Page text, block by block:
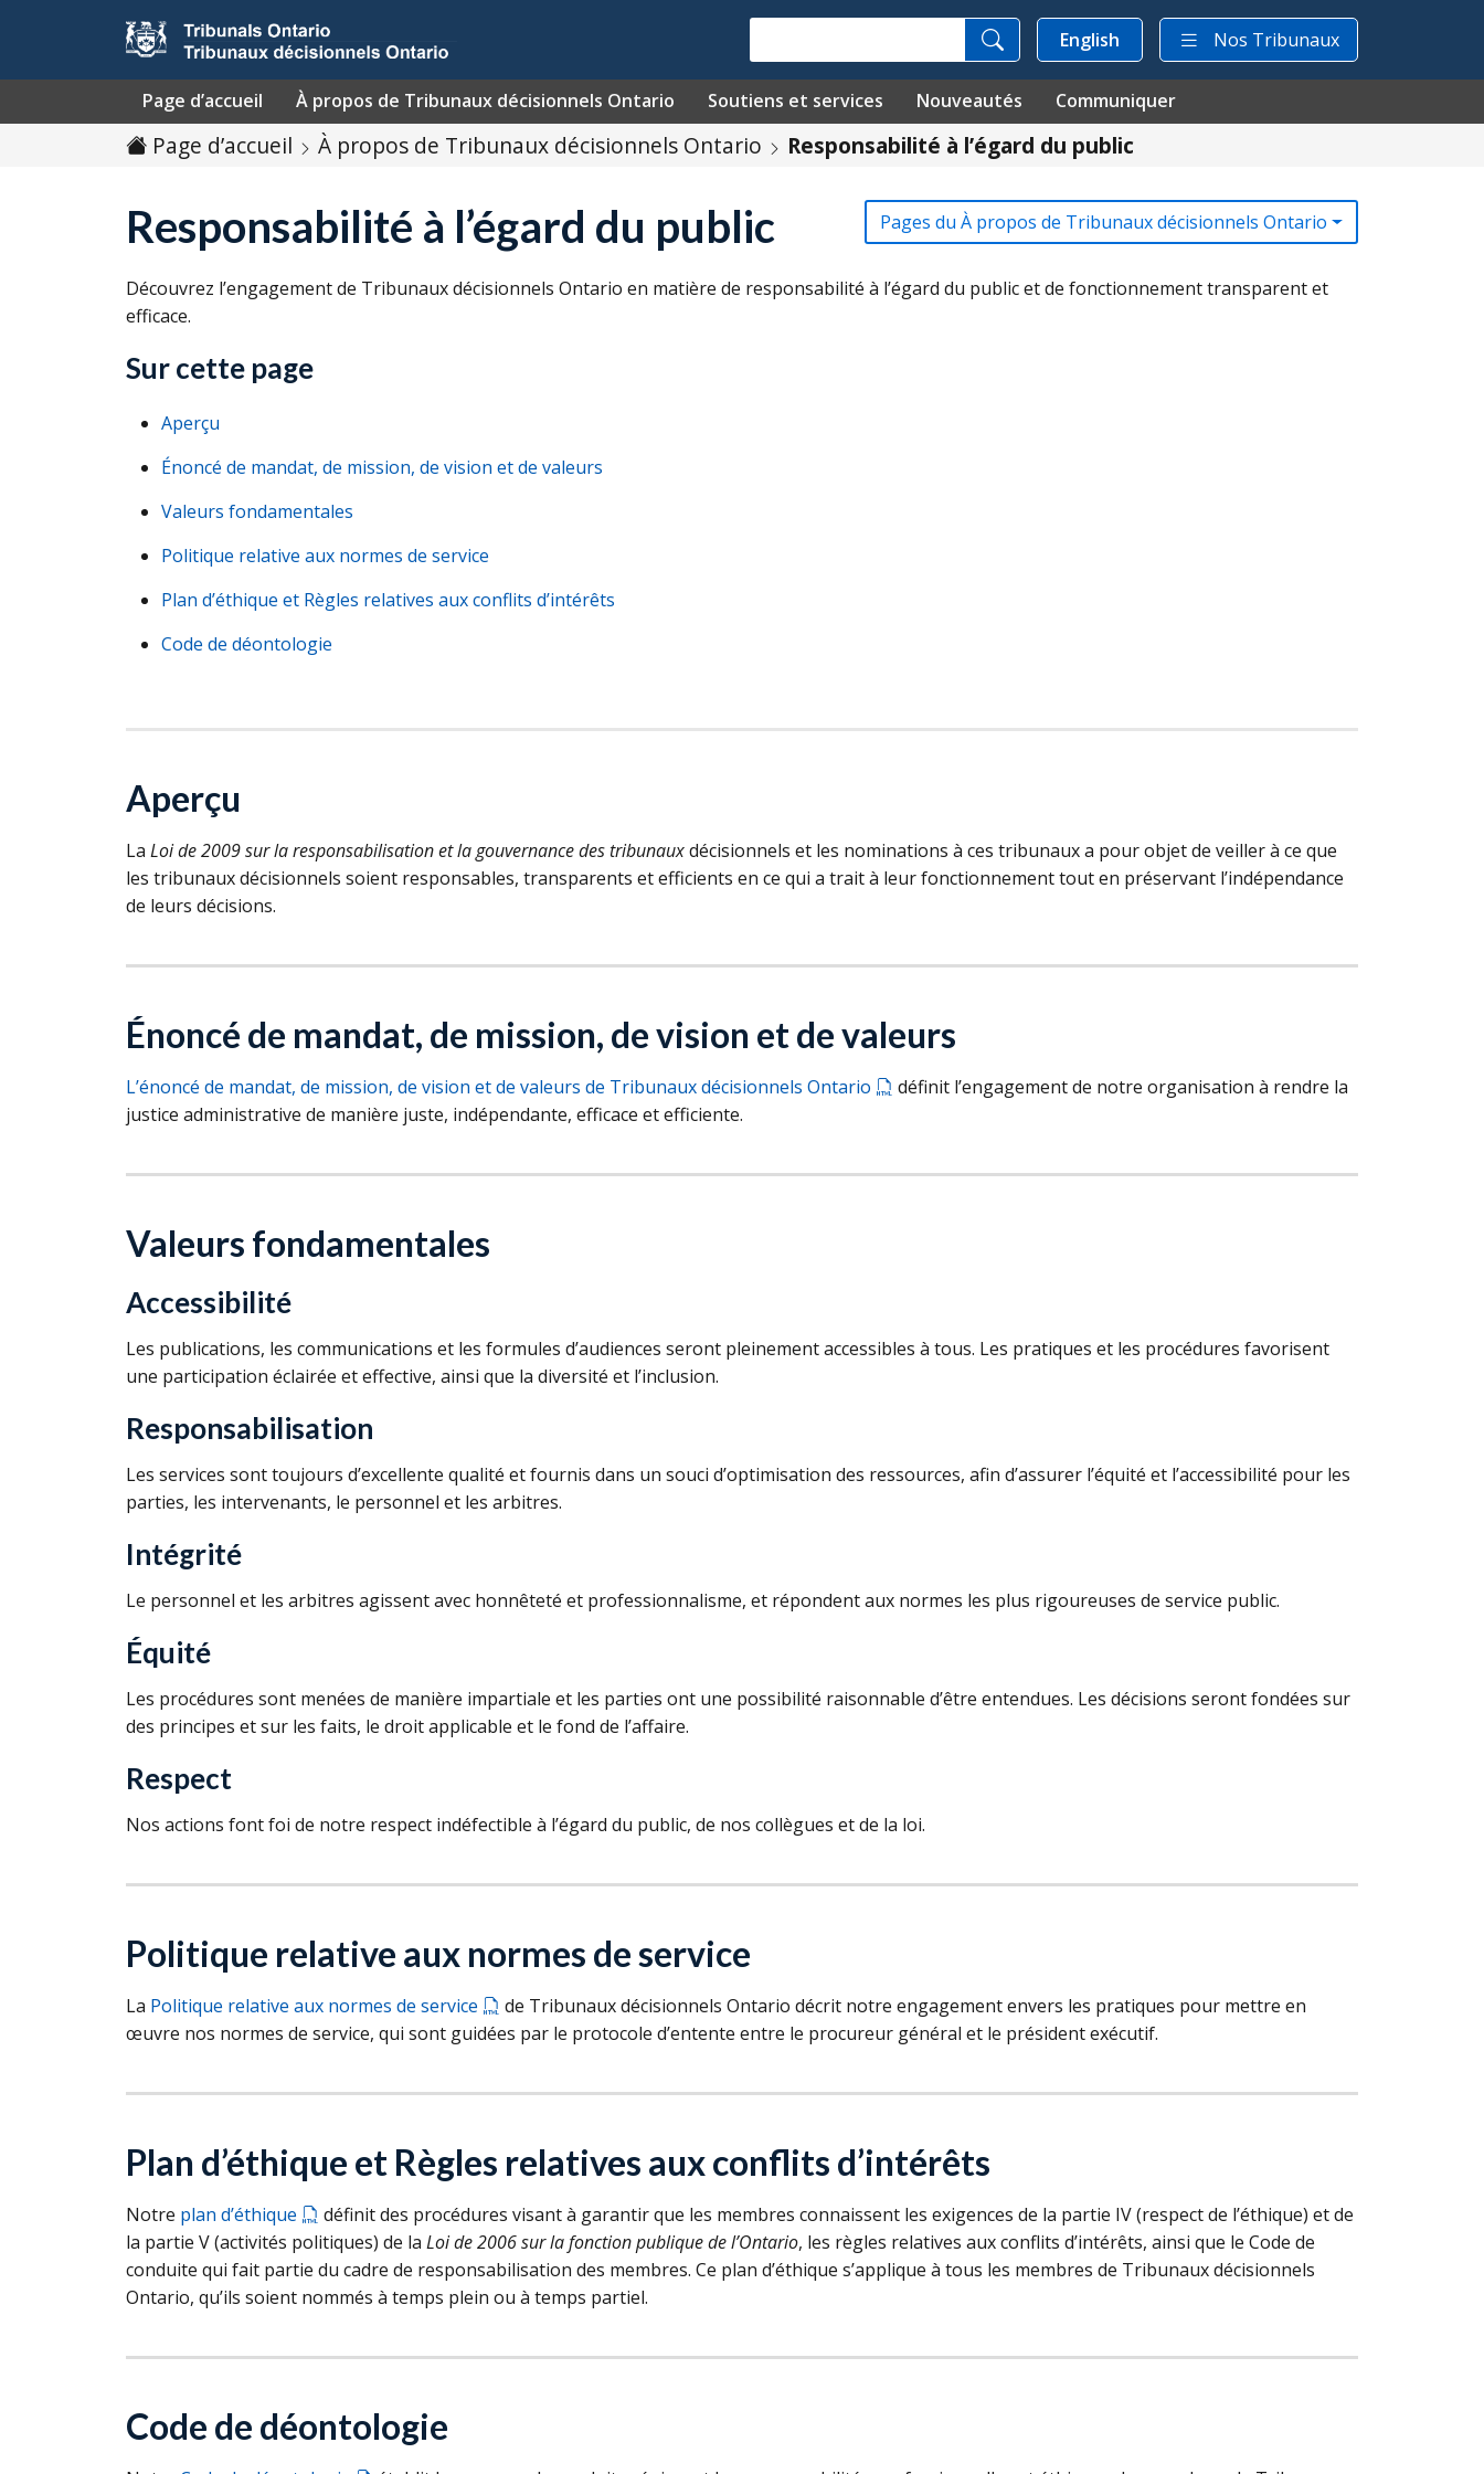
English Nos Tribunaux
Page d’accueil À propos de Tribunaux décisionnels Ontario Soutiens et services Nouveautés Communiquer
Page d’accueil À propos de Tribunaux décisionnels Ontario Responsabilité à l’égard du public
Responsabilité à l’égard du public Pages du À propos de Tribunaux décisionnels Ontario
Découvrez l’engagement de Tribunaux décisionnels Ontario en matière de responsabilité à l’égard du public et de fonctionnement transparent et
efficace.
Sur cette page
Aperçu
Énoncé de mandat, de mission, de vision et de valeurs
Valeurs fondamentales
Politique relative aux normes de service
Plan d’éthique et Règles relatives aux conflits d’intérêts
Code de déontologie
Aperçu
La Loi de 2009 sur la responsabilisation et la gouvernance des tribunauxdécisionnels et les nominations à ces tribunaux a pour objet de veiller à ce que
les tribunaux décisionnels soient responsables, transparents et efficients en ce qui a trait à leur fonctionnement tout en préservant l’indépendance
de leurs décisions.
Énoncé de mandat, de mission, de vision et de valeurs
L’énoncé de mandat, de mission, de vision et de valeurs de Tribunaux décisionnels Ontario
définit l’engagement de notre organisation à rendre la
justice administrative de manière juste, indépendante, efficace et efficiente.
Valeurs fondamentales
Accessibilité
Les publications, les communications et les formules d’audiences seront pleinement accessibles à tous. Les pratiques et les procédures favorisent
une participation éclairée et effective, ainsi que la diversité et l’inclusion.
Responsabilisation
Les services sont toujours d’excellente qualité et fournis dans un souci d’optimisation des ressources, afin d’assurer l’équité et l’accessibilité pour les
parties, les intervenants, le personnel et les arbitres.
Intégrité
Le personnel et les arbitres agissent avec honnêteté et professionnalisme, et répondent aux normes les plus rigoureuses de service public.
Équité
Les procédures sont menées de manière impartiale et les parties ont une possibilité raisonnable d’être entendues. Les décisions seront fondées sur
des principes et sur les faits, le droit applicable et le fond de l’affaire.
Respect
Nos actions font foi de notre respect indéfectible à l’égard du public, de nos collègues et de la loi.
Politique relative aux normes de service
La Politique relative aux normes de service
de Tribunaux décisionnels Ontario décrit notre engagement envers les pratiques pour mettre en
œuvre nos normes de service, qui sont guidées par le protocole d’entente entre le procureur général et le président exécutif.
Plan d’éthique et Règles relatives aux conflits d’intérêts
Notre plan d’éthique
définit des procédures visant à garantir que les membres connaissent les exigences de la partie IV (respect de l’éthique) et de
la partie V (activités politiques) de la Loi de 2006 sur la fonction publique de l’Ontario, les règles relatives aux conflits d’intérêts, ainsi que le Code de
conduite qui fait partie du cadre de responsabilisation des membres. Ce plan d’éthique s’applique à tous les membres de Tribunaux décisionnels
Ontario, qu’ils soient nommés à temps plein ou à temps partiel.
Code de déontologie